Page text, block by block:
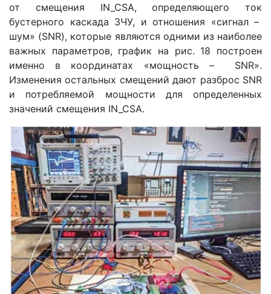
от смещения IN_CSA, определяющего ток
бустерного каскада ЗЧУ, и отношения «сигнал –
шум» (SNR), которые являются одними из наиболее
важных параметров, график на рис. 18 построен
именно в координатах «мощность – SNR».
Изменения остальных смещений дают разброс SNR
и потребляемой мощности для определенных
значений смещения IN_CSA.